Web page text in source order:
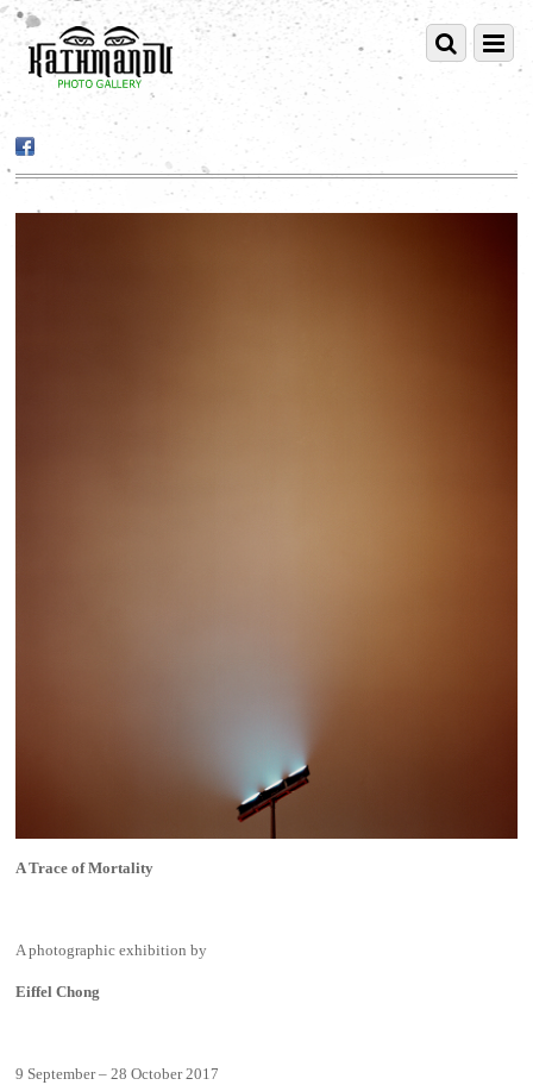
A Trace of Mortality
A photographic exhibition by
Eiffel Chong
9 September – 28 October 2017